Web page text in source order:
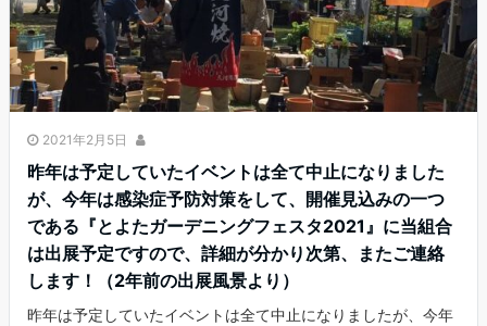
2021年2月5日
昨年は予定していたイベントは全て中止になりました
が、今年は感染症予防対策をして、開催見込みの一つ
である『とよたガーデニングフェスタ2021』に当組合
は出展予定ですので、詳細が分かり次第、またご連絡
します！（2年前の出展風景より）
昨年は予定していたイベントは全て中止になりましたが、今年